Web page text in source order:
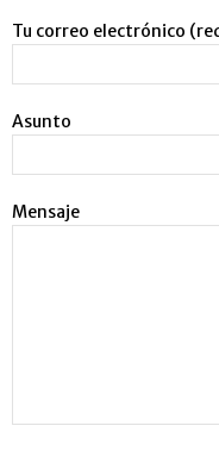
Tu correo electrónico
Asunto
Mensaje